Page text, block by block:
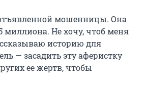
мошенницы. Она
миллиона. Не хочу, чтоб меня
историю для
— засадить эту аферистку
ее жертв, чтобы